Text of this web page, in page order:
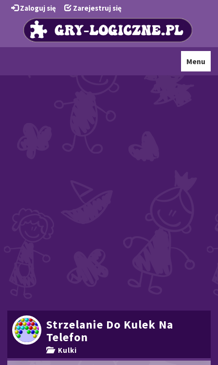
Zaloguj się Zarejestruj się
Toggle
Menu
Strzelanie Do Kulek Na
Telefon
Kulki